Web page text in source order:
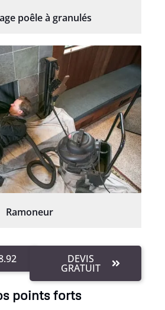
poêle à granulés
Ramoneur
DEVIS
GRATUIT
points forts